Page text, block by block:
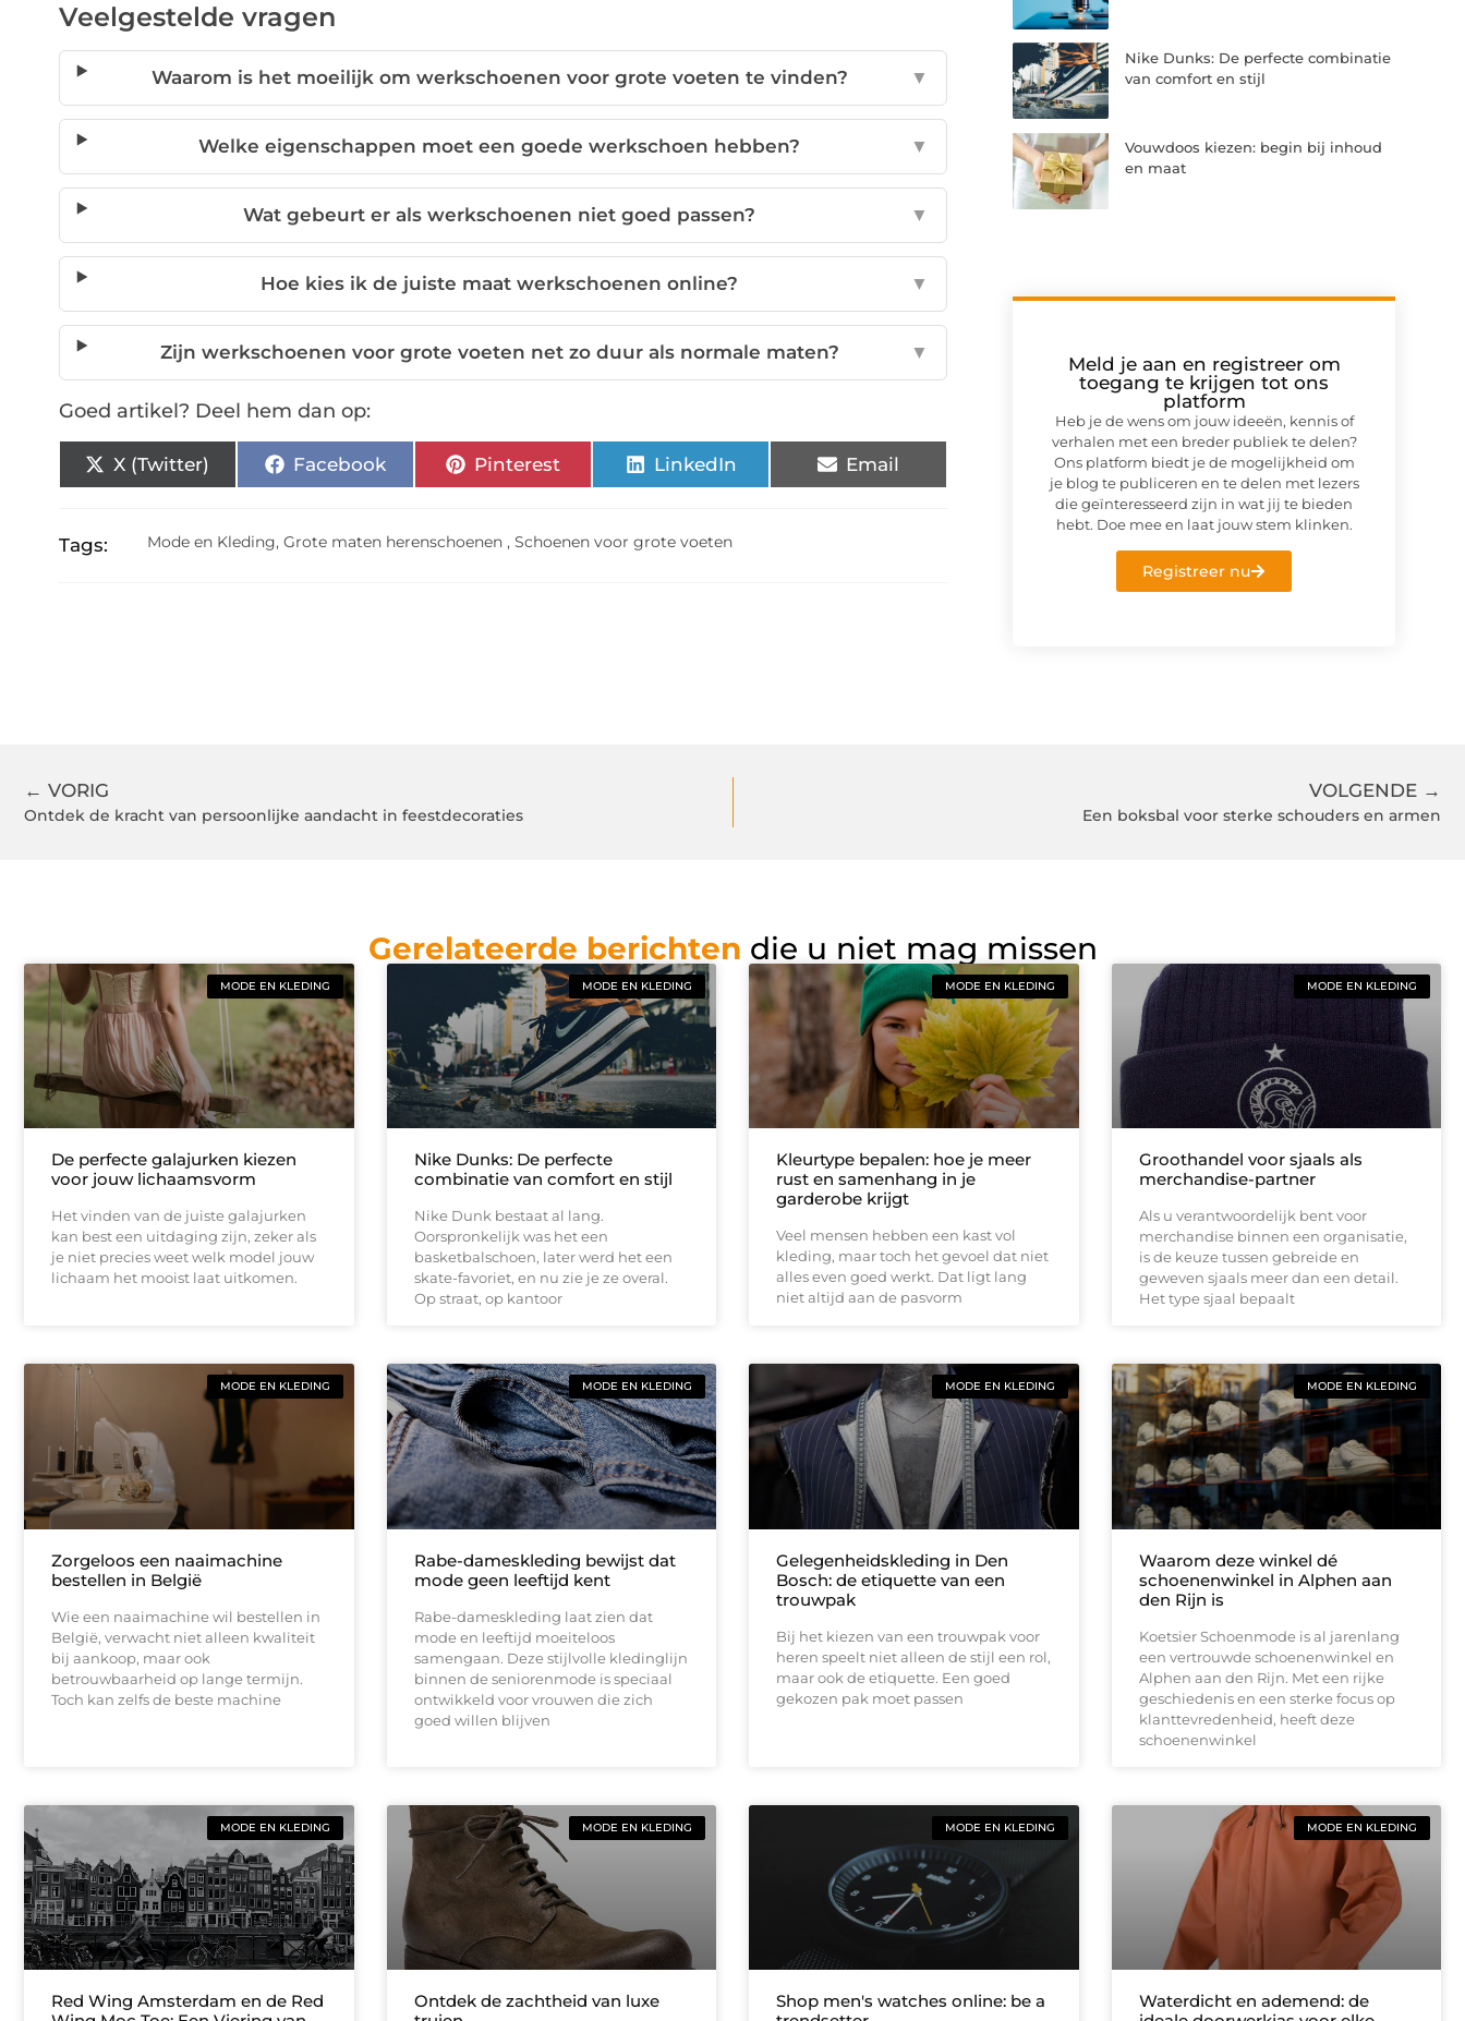
Veelgestelde vragen
Waarom is het moeilijk om werkschoenen voor grote voeten te vinden? ▼
Welke eigenschappen moet een goede werkschoen hebben? ▼
Wat gebeurt er als werkschoenen niet goed passen? ▼
Hoe kies ik de juiste maat werkschoenen online? ▼
Zijn werkschoenen voor grote voeten net zo duur als normale maten? ▼
Goed artikel? Deel hem dan op:
X (Twitter) Facebook Pinterest LinkedIn Email
Tags: Mode en Kleding,Grote maten herenschoenen ,Schoenen voor grote voeten
Nike Dunks: De perfecte combinatie
van comfort en stijl
Vouwdoos kiezen: begin bij inhoud
en maat
Meld je aan en registreer om
toegang te krijgen tot ons
platform
Heb je de wens om jouw ideeën, kennis of
verhalen met een breder publiek te delen?
Ons platform biedt je de mogelijkheid om
je blog te publiceren en te delen met lezers
die geïnteresseerd zijn in wat jij te bieden
hebt. Doe mee en laat jouw stem klinken.
Registreer nu
← VORIG
Ontdek de kracht van persoonlijke aandacht in feestdecoraties
VOLGENDE →
Een boksbal voor sterke schouders en armen
Gerelateerde berichten die u niet mag missen
MODE EN KLEDING
De perfecte galajurken kiezen
voor jouw lichaamsvorm
Het vinden van de juiste galajurken
kan best een uitdaging zijn, zeker als
je niet precies weet welk model jouw
lichaam het mooist laat uitkomen.
MODE EN KLEDING
Nike Dunks: De perfecte
combinatie van comfort en stijl
Nike Dunk bestaat al lang.
Oorspronkelijk was het een
basketbalschoen, later werd het een
skate-favoriet, en nu zie je ze overal.
Op straat, op kantoor
MODE EN KLEDING
Kleurtype bepalen: hoe je meer
rust en samenhang in je
garderobe krijgt
Veel mensen hebben een kast vol
kleding, maar toch het gevoel dat niet
alles even goed werkt. Dat ligt lang
niet altijd aan de pasvorm
MODE EN KLEDING
Groothandel voor sjaals als
merchandise-partner
Als u verantwoordelijk bent voor
merchandise binnen een organisatie,
is de keuze tussen gebreide en
geweven sjaals meer dan een detail.
Het type sjaal bepaalt
MODE EN KLEDING
Zorgeloos een naaimachine
bestellen in België
Wie een naaimachine wil bestellen in
België, verwacht niet alleen kwaliteit
bij aankoop, maar ook
betrouwbaarheid op lange termijn.
Toch kan zelfs de beste machine
MODE EN KLEDING
Rabe-dameskleding bewijst dat
mode geen leeftijd kent
Rabe-dameskleding laat zien dat
mode en leeftijd moeiteloos
samengaan. Deze stijlvolle kledinglijn
binnen de seniorenmode is speciaal
ontwikkeld voor vrouwen die zich
goed willen blijven
MODE EN KLEDING
Gelegenheidskleding in Den
Bosch: de etiquette van een
trouwpak
Bij het kiezen van een trouwpak voor
heren speelt niet alleen de stijl een rol,
maar ook de etiquette. Een goed
gekozen pak moet passen
MODE EN KLEDING
Waarom deze winkel dé
schoenenwinkel in Alphen aan
den Rijn is
Koetsier Schoenmode is al jarenlang
een vertrouwde schoenenwinkel en
Alphen aan den Rijn. Met een rijke
geschiedenis en een sterke focus op
klanttevredenheid, heeft deze
schoenenwinkel
MODE EN KLEDING
Red Wing Amsterdam en de Red
MODE EN KLEDING
Ontdek de zachtheid van luxe
MODE EN KLEDING
Shop men's watches online: be a
MODE EN KLEDING
Waterdicht en ademend: de